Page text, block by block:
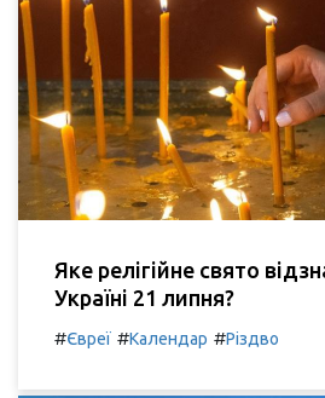
Яке релігійне свято
Україні 21 липня?
#Євреї #Календар #Різдво